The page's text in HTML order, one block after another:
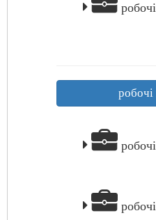
робочі